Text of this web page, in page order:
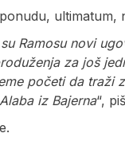
Ramosu novi
za još
početi da traži
iz Bajerna“,